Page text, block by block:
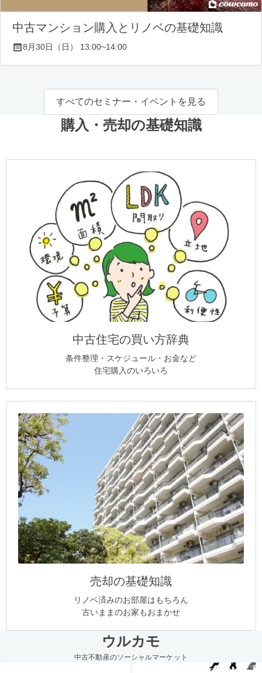
中古マンション購入とリノベの基礎知識
8月30日（日） 13:00~14:00
すべてのセミナー・イベントを見る
購入・売却の基礎知識
中古住宅の買い方辞典
条件整理・スケジュール・お金など
住宅購入のいろいろ
売却の基礎知識
リノベ済みのお部屋はもちろん
古いままのお家もおまかせ
ウルカモ
中古不動産のソーシャルマーケット